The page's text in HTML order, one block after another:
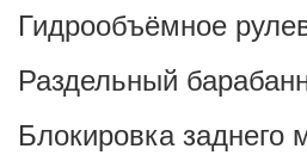
Гидрообъёмное
Раздельный
Блокировка заднего